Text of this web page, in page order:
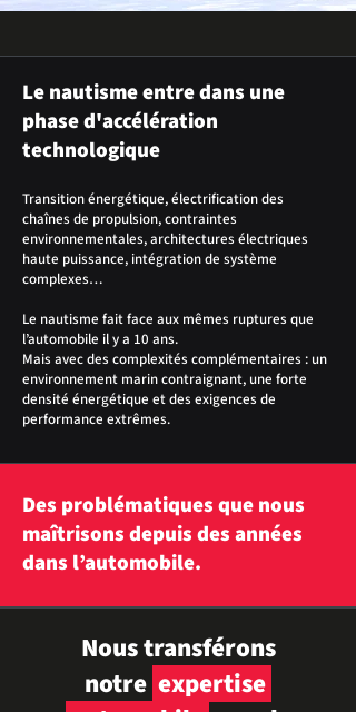
Le nautisme entre dans une
phase d'accélération
technologique
Transition énergétique, électrification des
chaînes de propulsion, contraintes
environnementales, architectures électriques
haute puissance, intégration de système
complexes…
Le nautisme fait face aux mêmes ruptures que
l’automobile il y a 10 ans.
Mais avec des complexités complémentaires : un
environnement marin contraignant, une forte
densité énergétique et des exigences de
performance extrêmes.
Des problématiques que nous
maîtrisons depuis des années
dans l’automobile.
Nous transférons
notre expertise